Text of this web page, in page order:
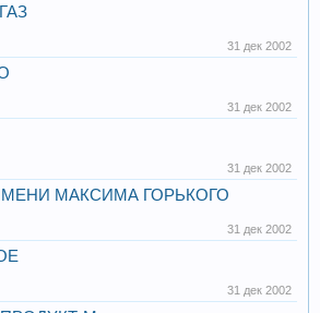
31 дек 2002
31 дек 2002
31 дек 2002
МАКСИМА ГОРЬКОГО
31 дек 2002
31 дек 2002